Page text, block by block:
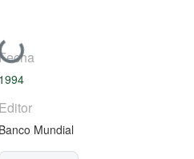
Cargando...
1994
Editor
Banco Mundial